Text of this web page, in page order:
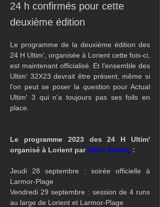
24 h confirmés pour cette
deuxième édition
Le programme de la deuxième édition des
24 H Ultim', organisée à Lorient cette fois-ci,
est maintenant officialisé. Et l'ensemble des
Ultim' 32X23 devrait être présent, même si
l'on peut se poser la question pour Actual
Ultim' 3 qui n'a toujours pas ses foils en
place.
Le programme 2023 des 24 H Ultim'
organisé à Lorient par Ultim Sailing :
Jeudi 28 septembre : soirée officielle à
Larmor-Plage
Vendredi 29 septembre : session de 4 runs
au large de Lorient et Larmor-Plage